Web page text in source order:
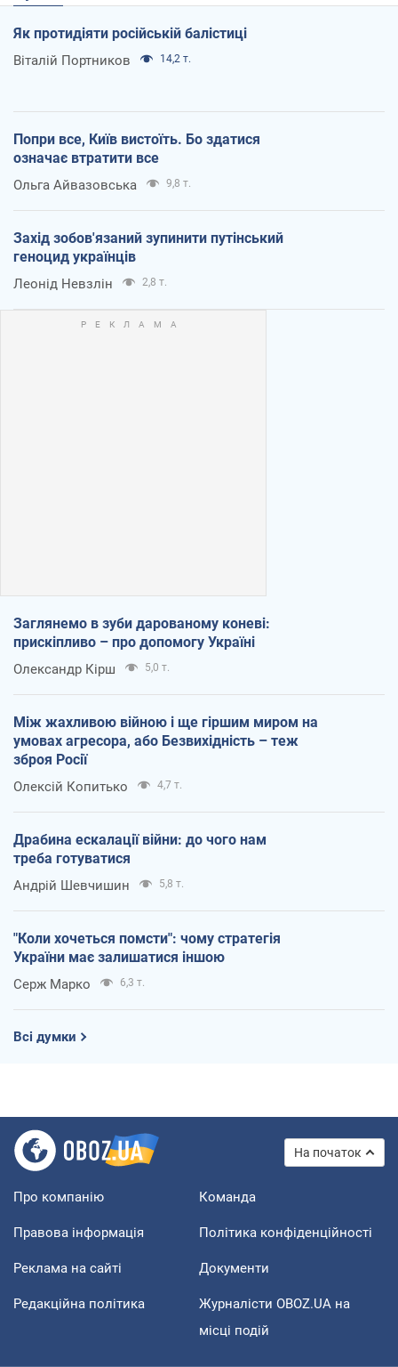
Як протидіяти російській балістиці
Віталій Портников 14,2 т.
Попри все, Київ вистоїть. Бо здатися
означає втратити все
Ольга Айвазовська 9,8 т.
Захід зобов'язаний зупинити путінський
геноцид українців
Леонід Невзлін 2,8 т.
Заглянемо в зуби дарованому коневі:
прискіпливо – про допомогу Україні
Олександр Кірш 5,0 т.
Між жахливою війною і ще гіршим миром на
умовах агресора, або Безвихідність – теж
зброя Росії
Олексій Копитько 4,7 т.
Драбина ескалації війни: до чого нам
треба готуватися
Андрій Шевчишин 5,8 т.
"Коли хочеться помсти": чому стратегія
України має залишатися іншою
Серж Марко 6,3 т.
Всі думки
На початок
Про компанію Команда
Правова інформація Політика конфіденційності
Реклама на сайті Документи
Редакційна політика
Журналісти OBOZ.UA на
місці подій